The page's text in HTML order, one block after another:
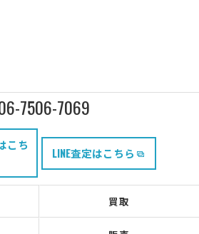
7506-7069
こち
LINE査定はこちら
買取